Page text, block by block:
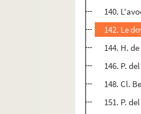
140.
142. Le
144. H.
146. P.
148. Cl.
151. P.